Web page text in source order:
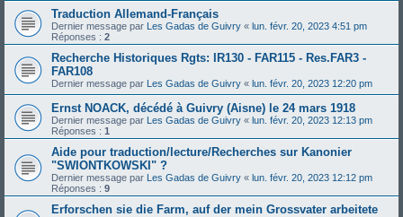
Traduction Allemand-Français
Dernier message par Les Gadas de Guivry « lun. févr. 20, 2023 4:51 pm
Réponses : 2
Recherche Historiques Rgts: IR130 - FAR115 - Res.FAR3 -
FAR108
Dernier message par Les Gadas de Guivry « lun. févr. 20, 2023 12:20 pm
Ernst NOACK, décédé à Guivry (Aisne) le 24 mars 1918
Dernier message par Les Gadas de Guivry « lun. févr. 20, 2023 12:13 pm
Réponses : 1
Aide pour traduction/lecture/Recherches sur Kanonier
"SWIONTKOWSKI" ?
Dernier message par Les Gadas de Guivry « lun. févr. 20, 2023 12:12 pm
Réponses : 9
Erforschen sie die Farm, auf der mein Grossvater arbeitete